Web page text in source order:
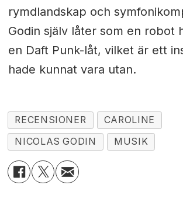
rymdlandskap och
Godin själv låter som en robot
en Daft Punk-låt, vilket är ett
hade kunnat vara utan.
RECENSIONER
CAROLINE
NICOLAS GODIN
MUSIK